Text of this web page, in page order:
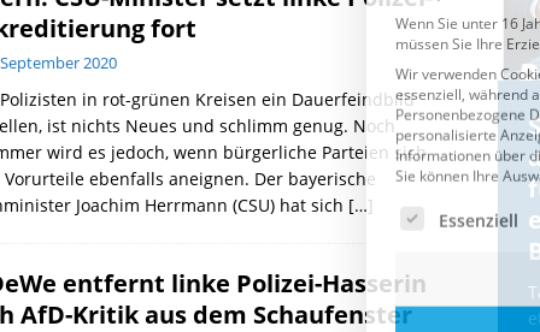
fort
2020
Polizisten in rot-grünen Kreisen ein Dauerfeindbild
ist nichts Neues und schlimm genug. Noch
wird es jedoch, wenn bürgerliche Parteien sich
Vorurteile ebenfalls aneignen. Der bayerische
Joachim Herrmann (CSU) hat sich […]
entfernt linke Polizei-Hasserin
AfD-Kritik aus dem Schaufenster
CDU & Ampel wollen nach
der Wahl wieder Afghanen
einfliegen: Zeit für ein
Asylmoratorium!
halten die Wähler für dumm! Weil die
Stimmung wegen der von Afghanen
Cookie-Details